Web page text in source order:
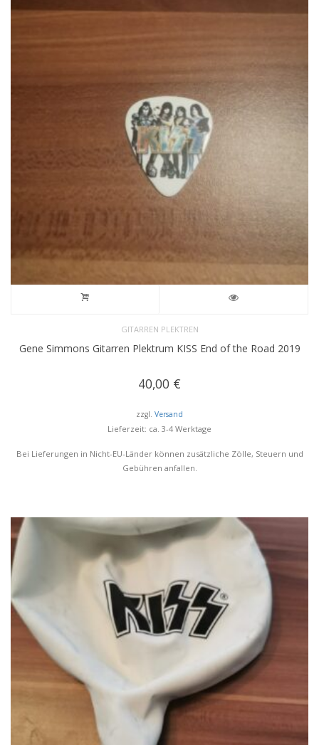
GITARREN PLEKTREN
Gene Simmons Gitarren Plektrum KISS End of the Road 2019
40,00 €
zzgl. Versand
Lieferzeit: ca. 3-4 Werktage
Bei Lieferungen in Nicht-EU-Länder können zusätzliche Zölle, Steuern und
Gebühren anfallen.